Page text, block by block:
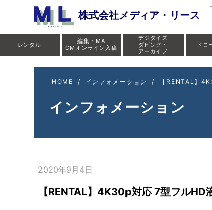
株式会社メディア・リース
レンタル
編集・MA
CMオンライン入稿
デジタイズ
ダビング・
アーカイブ
ドロ
HOME / インフォメーション / 【RENTAL】
インフォメーション
2020年9月4日
【RENTAL】4K30p対応 7型フルHD